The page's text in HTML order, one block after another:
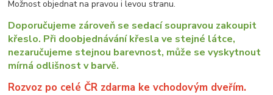
Možnost objednat na pravou i levou stranu.
Doporučujeme zároveň se sedací soupravou zakoupit
křeslo. Při doobjednávání křesla ve stejné látce,
nezaručujeme stejnou barevnost, může se vyskytnout
mírná odlišnost v barvě.
Rozvoz po celé ČR zdarma ke vchodovým dveřím.